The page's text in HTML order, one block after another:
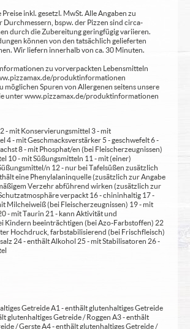
Preise inkl. gesetzl. MwSt. Alle Angaben zu
bspw. der Pizzen sind circa-
durch die Zubereitung geringfügig variieren.
können von den tatsächlich gelieferten
Wir liefern innerhalb von ca. 30 Minuten.
zu vorverpackten Lebensmitteln
produktinformationen
möglichen Spuren von Allergenen seitens unsere
unter www.pizzamax.de/produktinformationen
- mit Konservierungsmittel 3 - mit
4 - mit Geschmacksverstärker 5 - geschwefelt 6 -
8 - mit Phosphat/en (bei Fleischerzeugnissen)
10 - mit Süßungsmitteln 11 - mit (einer)
n 12 - nur bei Tafelsüßen zusätzlich
eine Phenylalaninquelle (zusätzlich zur Angabe
Verzehr abführend wirken (zusätzlich zur
verpackt 16 - chininhaltig 17 -
Milcheiweiß (bei Fleischerzeugnissen) 19 - mit
- mit Taurin 21 - kann Aktivität und
Kindern beeinträchtigen (bei Azo-Farbstoffen) 22
Hochdruck, farbstabilisierend (bei Frischfleisch)
24 - enthält Alkohol 25 - mit Stabilisatoren 26 -
Getreide A1 - enthält glutenhaltiges Getreide
glutenhaltiges Getreide / Roggen A3 - enthält
/ Gerste A4 - enthält glutenhaltiges Getreide /